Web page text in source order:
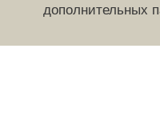
дополнительных